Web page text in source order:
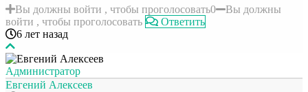
Вы должны войти , чтобы проголосовать0
Вы должны
войти , чтобы проголосовать
Ответить
6 лет назад
Администратор
Евгений Алексеев